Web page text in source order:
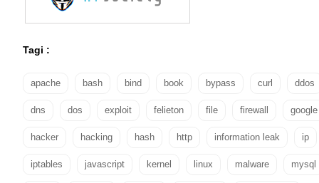
Tagi :
apache bash bind book bypass curl ddos
dns dos exploit felieton file firewall google
hacker hacking hash http information leak ip
iptables javascript kernel linux malware mysql